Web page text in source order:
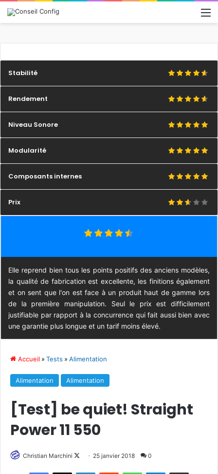
Stabilité
Rendement
Niveau Sonore
Modularité
Composants internes
Prix
Elle reprend bien tous les points positifs des anciens modèles,
la qualité de fabrication est excellente, les finitions également
et on sent que l'on est face à un produit haut de gamme lors
de la première manipulation. Seul le prix est difficilement
justifiable par rapport à la concurrence qui fait aussi bien avec
une garantie plus longue et un tarif moins élevé.
Accueil » Tests » Alimentation
Alimentation Alimentation
[Test] be quiet! Straight
Power 11 550
Christian Marchini 25 janvier 2018 0